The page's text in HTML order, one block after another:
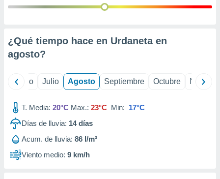
¿Qué tiempo hace en Urdaneta en
agosto?
Junio Julio Agosto Septiembre Octubre
T. Media: 20°C Max.: 23°C Min: 17°C
Días de lluvia: 14días
Acum. de lluvia: 86 l/m²
Viento medio: 9 km/h